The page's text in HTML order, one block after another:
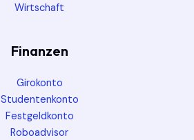
Wirtschaft
Finanzen
Girokonto
Studentenkonto
Festgeldkonto
Roboadvisor